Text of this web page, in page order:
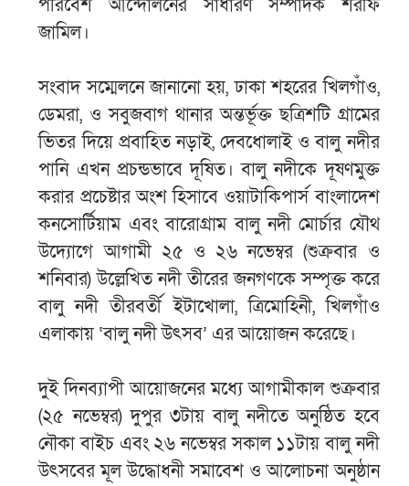
পরিবেশ আন্দোলনের সাধারণ সম্পাদক শরীফ
জামিল।
সংবাদ সম্মেলনে জানানো হয়, ঢাকা শহরের খিলগাঁও,
ডেমরা, ও সবুজবাগ থানার অন্তর্ভূক্ত ছত্রিশটি গ্রামের
ভিতর দিয়ে প্রবাহিত নড়াই, দেবধোলাই ও বালু নদীর
পানি এখন প্রচন্ডভাবে দূষিত। বালু নদীকে দূষণমুক্ত
করার প্রচেষ্টার অংশ হিসাবে ওয়াটাকিপার্স বাংলাদেশ
কনসোর্টিয়াম এবং বারোগ্রাম বালু নদী মোর্চার যৌথ
উদ্যোগে আগামী ২৫ ও ২৬ নভেম্বর (শুক্রবার ও
শনিবার) উল্লেখিত নদী তীরের জনগণকে সম্পৃক্ত করে
বালু নদী তীরবর্তী ইটাখোলা, ত্রিমোহিনী, খিলগাঁও
এলাকায় ‘বালু নদী উৎসব’ এর আয়োজন করেছে।
দুই দিনব্যাপী আয়োজনের মধ্যে আগামীকাল শুক্রবার
(২৫ নভেম্বর) দুপুর ৩টায় বালু নদীতে অনুষ্ঠিত হবে
নৌকা বাইচ এবং ২৬ নভেম্বর সকাল ১১টায় বালু নদী
উৎসবের মূল উদ্ধোধনী সমাবেশ ও আলোচনা অনুষ্ঠান